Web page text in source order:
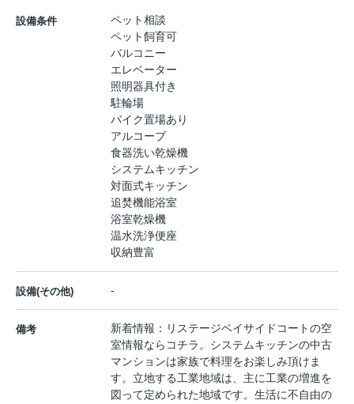
設備条件
ペット相談
ペット飼育可
バルコニー
エレベーター
照明器具付き
駐輪場
バイク置場あり
アルコーブ
食器洗い乾燥機
システムキッチン
対面式キッチン
追焚機能浴室
浴室乾燥機
温水洗浄便座
収納豊富
設備(その他) -
備考
新着情報：リステージベイサイドコートの空
室情報ならコチラ。システムキッチンの中古
マンションは家族で料理をお楽しみ頂けま
す。立地する工業地域は、主に工業の増進を
図って定められた地域です。生活に不自由の